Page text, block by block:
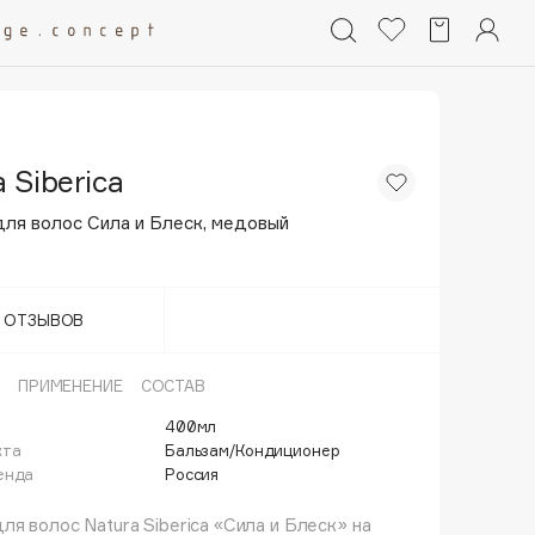
Siberica
волос Сила и Блеск, медовый
ОТЗЫВОВ
ПРИМЕНЕНИЕ СОСТАВ
400мл
Бальзам/Кондиционер
Россия
волос Natura Siberica «Сила и Блеск» на